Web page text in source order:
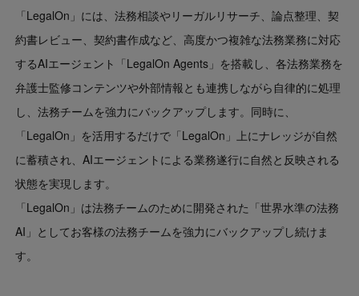
「LegalOn」には、法務相談やリーガルリサーチ、論点整理、契
約書レビュー、契約書作成など、高度かつ複雑な法務業務に対応
するAIエージェント「LegalOn Agents」を搭載し、各法務業務を
弁護士監修コンテンツや外部情報とも連携しながら自律的に処理
し、法務チームを強力にバックアップします。同時に、
「LegalOn」を活用するだけで「LegalOn」上にナレッジが自然
に蓄積され、AIエージェントによる業務遂行に自然と反映される
状態を実現します。
「LegalOn」は法務チームのために開発された「世界水準の法務
AI」としてお客様の法務チームを強力にバックアップし続けま
す。